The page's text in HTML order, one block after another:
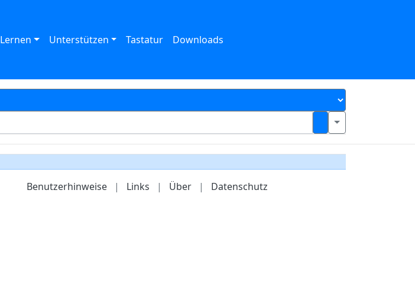
Lernen Unterstützen Tastatur Downloads
Benutzerhinweise | Links | Über | Datenschutz